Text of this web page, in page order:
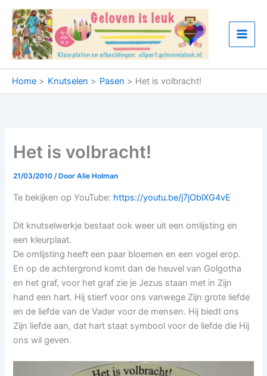
naar
inhoud
Home Knutselen Pasen Het is volbracht!
Het is volbracht!
21/03/2010/ DoorAlie Holman
Te bekijken op YouTube: https://youtu.be/j7jOblXG4vE
Dit knutselwerkje bestaat ook weer uit een omlijsting en
een kleurplaat.
De omlijsting heeft een paar bloemen en een vogel erop.
En op de achtergrond komt dan de heuvel van Golgotha
en het graf, voor het graf zie je Jezus staan met in Zijn
hand een hart. Hij stierf voor ons vanwege Zijn grote liefde
en de liefde van de Vader voor de mensen. Hij biedt ons
Zijn liefde aan, dat hart staat symbool voor de liefde die Hij
ons wil geven.